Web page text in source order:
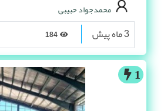
محمدجواد حبیبی
3 ماه پیش
1